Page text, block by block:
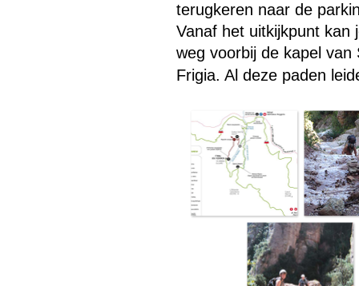
terugkeren naar de
Vanaf het uitkijkpunt kan
weg voorbij de kapel
Frigia. Al deze paden